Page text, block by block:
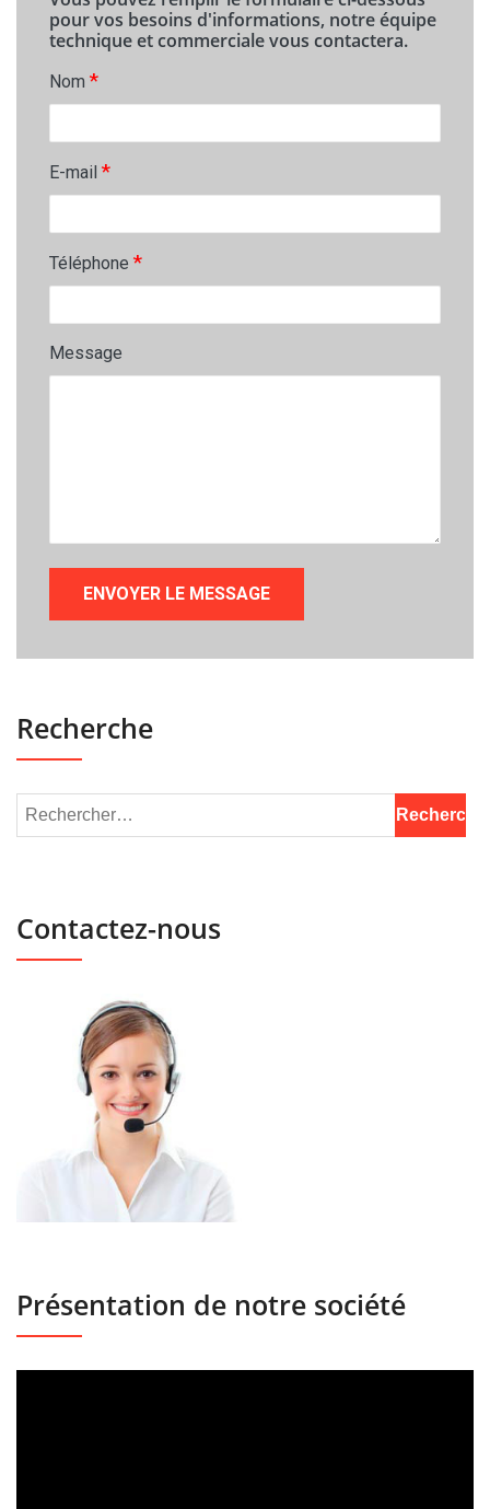
pour vos besoins d'informations, notre équipe
technique et commerciale vous contactera.
Nom *
E-mail *
Téléphone *
Message
Recherche
Contactez-nous
Présentation de notre société